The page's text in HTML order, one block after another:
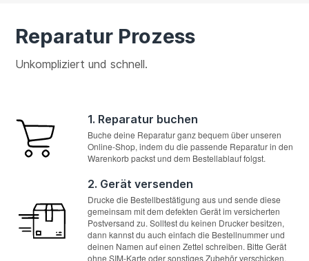
Reparatur Prozess
Unkompliziert und schnell.
1. Reparatur buchen
Buche deine Reparatur ganz bequem über unseren
Online-Shop, indem du die passende Reparatur in den
Warenkorb packst und dem Bestellablauf folgst.
2. Gerät versenden
Drucke die Bestellbestätigung aus und sende diese
gemeinsam mit dem defekten Gerät im versicherten
Postversand zu. Solltest du keinen Drucker besitzen,
dann kannst du auch einfach die Bestellnummer und
deinen Namen auf einen Zettel schreiben. Bitte Gerät
ohne SIM-Karte oder sonstiges Zubehör verschicken.